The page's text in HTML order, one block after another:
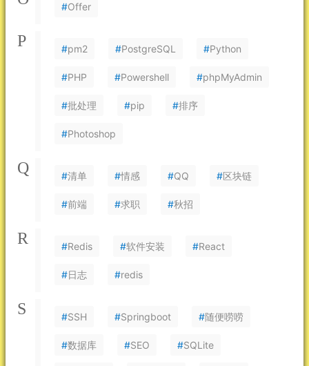
#Offer
P #pm2 #PostgreSQL #Python
#PHP #Powershell #phpMyAdmin
#批处理 #pip #排序
#Photoshop
Q #清单 #情感 #QQ #区块链
#前端 #求职 #秋招
R #Redis #软件安装 #React
#日志 #redis
S #SSH #Springboot #随便唠唠
#数据库 #SEO #SQLite